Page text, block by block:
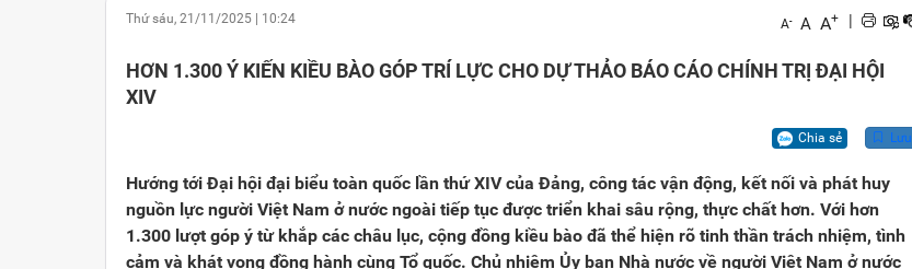
Thứ sáu, 21/11/2025 10:24 A- A A+ |
HƠN 1.300 Ý KIẾN KIỀU BÀO GÓP TRÍ LỰC CHO DỰ THẢO BÁO CÁO CHÍNH TRỊ ĐẠI HỘI
XIV
Chia sẻ Lưu
Hướng tới Đại hội đại biểu toàn quốc lần thứ XIV của Đảng, công tác vận động, kết nối và phát huy
nguồn lực người Việt Nam ở nước ngoài tiếp tục được triển khai sâu rộng, thực chất hơn. Với hơn
1.300 lượt góp ý từ khắp các châu lục, cộng đồng kiều bào đã thể hiện rõ tinh thần trách nhiệm, tình
cảm và khát vọng đồng hành cùng Tổ quốc. Chủ nhiệm Ủy ban Nhà nước về người Việt Nam ở nước